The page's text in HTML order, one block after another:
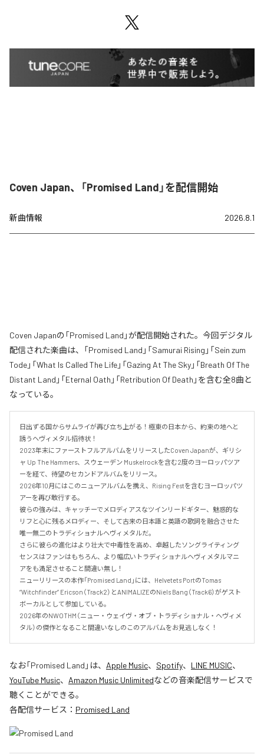
Coven Japan、「Promised Land」を配信開始
新曲情報 2026.8.1
Coven Japanの「Promised Land」が配信開始された。今回デジタル
配信された楽曲は、「Promised Land」「Samurai Rising」「Sein zum
Tode」「What Is Called The Life」「Gazing At The Sky」「Breath Of The
Distant Land」「Eternal Oath」「Retribution Of Death」を含む全8曲と
なっている。
日出ずる国からサムライが再び立ち上がる！極東の日本から、約束の地へと
誘うヘヴィメタル招待状！
2023年末にファーストフルアルバムをリリースしたCoven Japanが、ギリシ
ャ Up The Hammers、スウェーデン Muskelrockを含む2度のヨーロッパツア
ーを経て、待望のセカンドアルバムをリリース。
2026年10月にはこのニューアルバムを携え、Rising Festを含むヨーロッパツ
アーを再び敢行する。
彼らの強みは、キャッチーでメロディアスなツインリードギター、魅惑的な
リフと心に残るメロディー、そして古来の日本語と英語の歌詞を融合させた
唯一無二のトラディショナルヘヴィメタルだ。
さらに彼らの進化はより壮大で中毒性を高め、卓越したソングライティング
センスはファンはもちろん、より幅広いトラディショナルヘヴィメタルマニ
アをも満足させること間違い無し！
ニューリリースの本作「Promised Land」には、Helvetets PortのTomas
“Witchfinder” Ericson（Track2）とANIMALIZEのNiels Bang（Track6）がゲスト
ボーカルとして参加している。
2026年のNWOTHM（ニュー・ウェイヴ・オブ・トラディショナル・ヘヴィメ
タル）の傑作となること間違いなしのこのアルバムをお見逃しなく！
なお「Promised Land 」は、 Apple Music、 Spotify、 LINE MUSIC、
YouTube Music、 Amazon Music Unlimitedなどの音楽配信サービスで
聴くことができる。
各配信サービス： Promised Land